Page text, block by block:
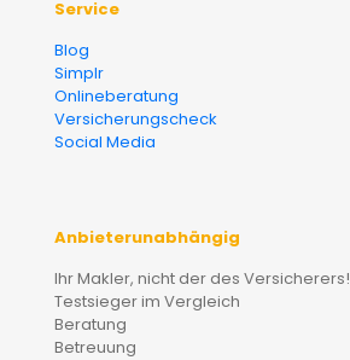
Service
Blog
Simplr
Onlineberatung
Versicherungscheck
Social Media
Anbieterunabhängig
Ihr Makler, nicht der des Versicherers!
Testsieger im Vergleich
Beratung
Betreuung